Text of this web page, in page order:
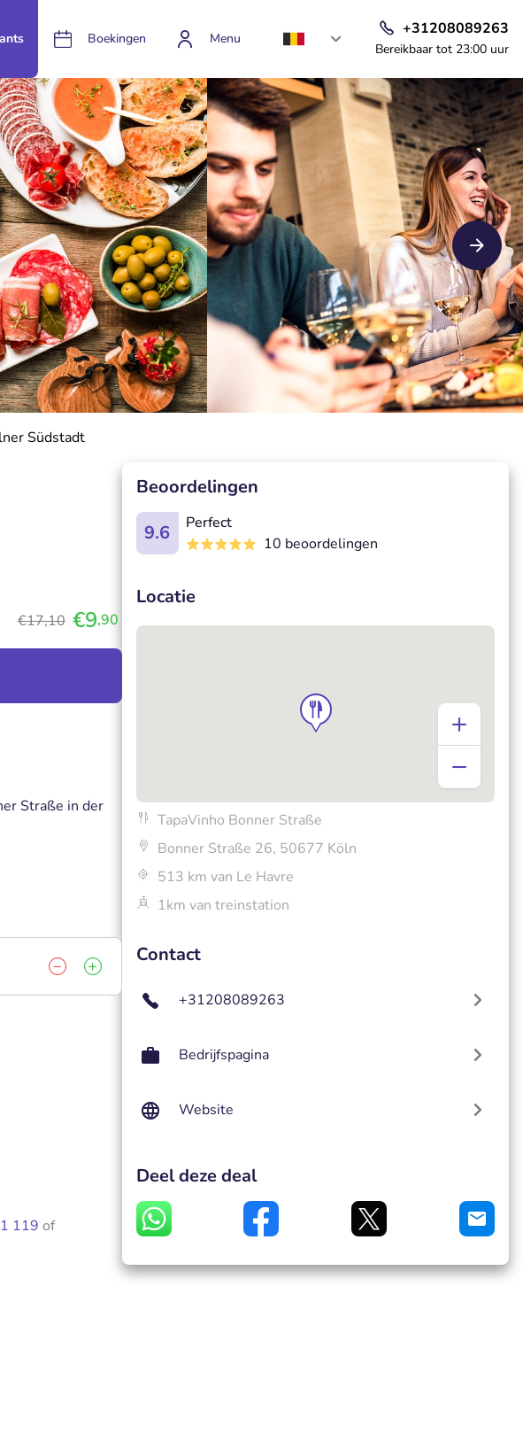
Boekingen Menu
+31208089263
Bereikbaar tot 23:00 uur
Südstadt
€17,10 €9,90
Straße in der
119 of
Beoordelingen
9.6
Perfect
10 beoordelingen
Locatie
TapaVinho Bonner Straße
Bonner Straße 26, 50677 Köln
513 km van Le Havre
1km van treinstation
Contact
+31208089263
Bedrijfspagina
Website
Deel deze deal